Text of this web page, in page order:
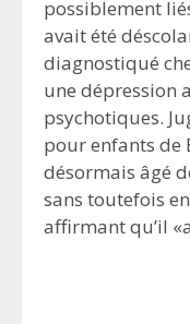
possiblement
avait été
diagnostiqué
une dépression
psychotiques.
pour enfants de
désormais âgé
sans toutefois
affirmant qu’il